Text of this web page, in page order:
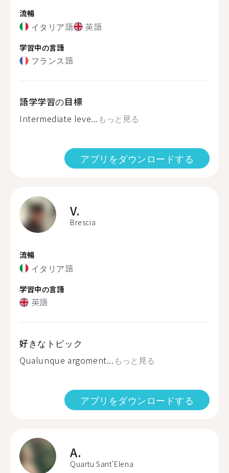
流暢
イタリア語 英語
学習中の言語
フランス語
語学学習の目標
Intermediate leve... もっと見る
アプリをダウンロードする
V.
Brescia
流暢
イタリア語
学習中の言語
英語
好きなトピック
Qualunque argoment... もっと見る
アプリをダウンロードする
A.
Quartu Sant'Elena